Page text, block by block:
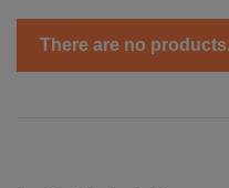
There are no